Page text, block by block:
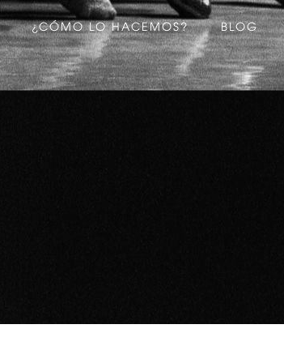
¿CÓMO LO HACEMOS? BLOG